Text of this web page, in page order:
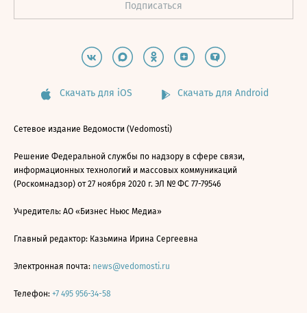
Скачать для iOS Скачать для Android
Сетевое издание Ведомости (Vedomosti)
Решение Федеральной службы по надзору в сфере связи,
информационных технологий и массовых коммуникаций
(Роскомнадзор) от 27 ноября 2020 г. ЭЛ № ФС 77-79546
Учредитель: АО «Бизнес Ньюс Медиа»
Главный редактор: Казьмина Ирина Сергеевна
Электронная почта: news@vedomosti.ru
Телефон: +7 495 956-34-58